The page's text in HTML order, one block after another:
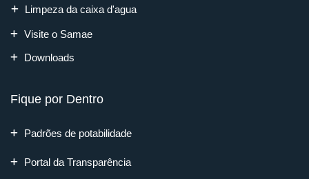
Limpeza da caixa d'agua
Visite o Samae
Downloads
Fique por Dentro
Padrões de potabilidade
Portal da Transparência